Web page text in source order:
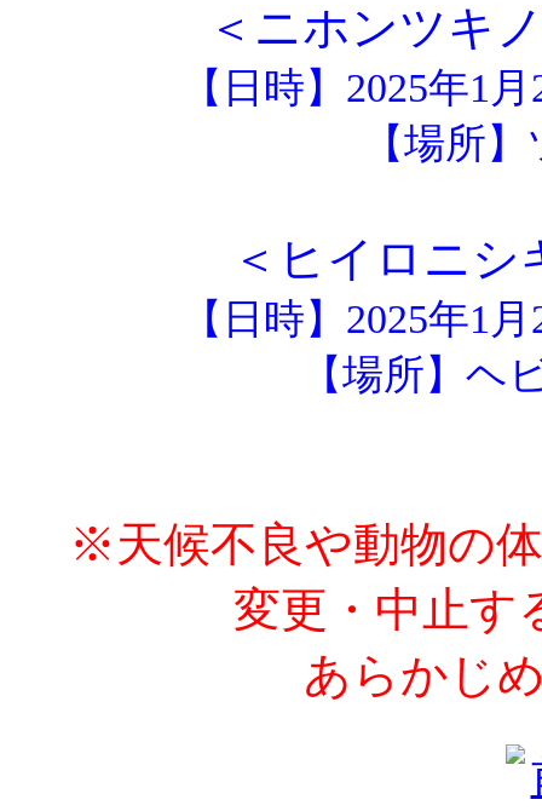
＜ニホンツキ
【日時】2025年1
【場所
＜ヒイロニシ
【日時】2025年1
【場所】ヘ
※天候不良や動物の
変更・中止す
あらかじ